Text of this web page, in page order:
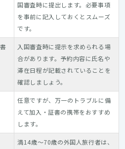
国審査時に提出します。必要事項
を事前に記入しておくとスムーズ
です。
入国審査時に提示を求められる場
合があります。予約内容に氏名や
滞在日程が記載されていることを
確認しましょう。
任意ですが、万一のトラブルに備
えて加入・証書の携帯をおすすめ
します。
満14歳～70歳の外国人旅行者は、